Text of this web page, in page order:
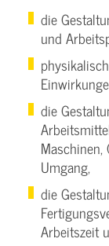
die
und
die
Umgang,
die
Arbeitszeit